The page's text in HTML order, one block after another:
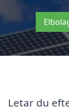
Letar du